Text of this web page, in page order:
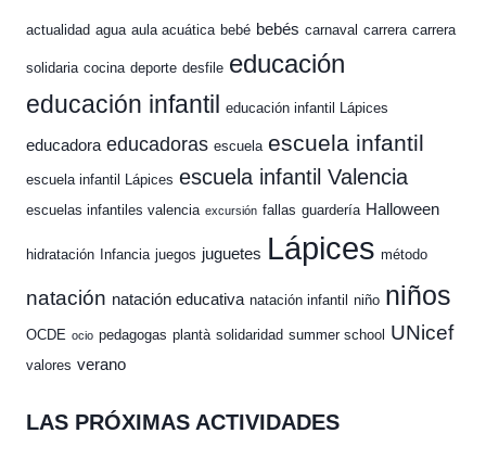
actualidad agua aula acuática bebé bebés carnaval carrera carrera
solidaria cocina deporte desfile educación
educación infantil educación infantil Lápices
educadora educadoras escuela escuela infantil
escuela infantil Lápices escuela infantil Valencia
escuelas infantiles valencia excursión fallas guardería Halloween
hidratación Infancia juegos juguetes Lápices método
natación natación educativa natación infantil niño niños
OCDE ocio pedagogas plantà solidaridad summer school UNicef
valores verano
LAS PRÓXIMAS ACTIVIDADES